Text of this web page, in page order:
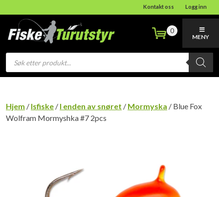
Kontakt oss Logg inn
Products
search
0
MENY
Hjem / Isfiske / I enden av snøret / Mormyska / Blue Fox
Wolfram Mormyshka #7 2pcs